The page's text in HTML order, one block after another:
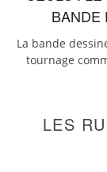
BANDE
La bande
tournage
LES